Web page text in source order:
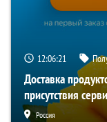
12:06:21
Доставка
присутствия
Россия